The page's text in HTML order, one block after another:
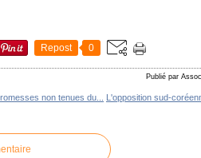
Repost 0
Publié par
non tenues du... L'opposition sud-